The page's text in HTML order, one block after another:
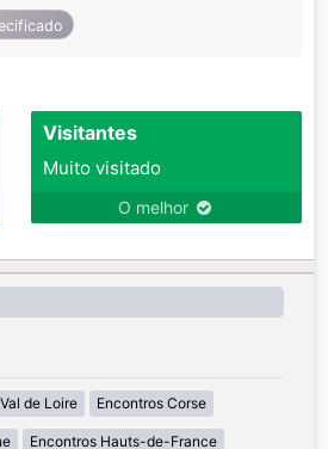
Visitantes
Muito visitado
O melhor
de Loire Encontros Corse
Encontros Hauts-de-France